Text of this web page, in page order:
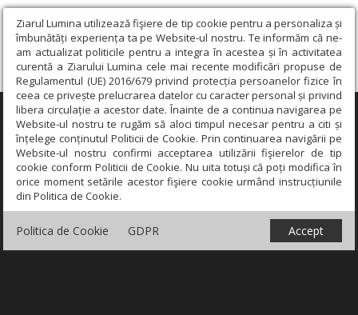
Ziarul Lumina utilizează fişiere de tip cookie pentru a personaliza și
îmbunătăți experiența ta pe Website-ul nostru. Te informăm că ne-
am actualizat politicile pentru a integra în acestea și în activitatea
curentă a Ziarului Lumina cele mai recente modificări propuse de
Regulamentul (UE) 2016/679 privind protecția persoanelor fizice în
ceea ce privește prelucrarea datelor cu caracter personal și privind
libera circulație a acestor date. Înainte de a continua navigarea pe
Website-ul nostru te rugăm să aloci timpul necesar pentru a citi și
înțelege conținutul Politicii de Cookie. Prin continuarea navigării pe
Website-ul nostru confirmi acceptarea utilizării fişierelor de tip
cookie conform Politicii de Cookie. Nu uita totuși că poți modifica în
orice moment setările acestor fişiere cookie urmând instrucțiunile
din Politica de Cookie.
Politica de Cookie GDPR Accept
×